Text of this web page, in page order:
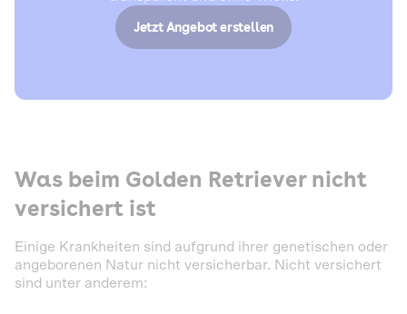
Jetzt Angebot erstellen
Was beim Golden Retriever nicht
versichert ist
Einige Krankheiten sind aufgrund ihrer genetischen oder
angeborenen Natur nicht versicherbar. Nicht versichert
sind unter anderem: